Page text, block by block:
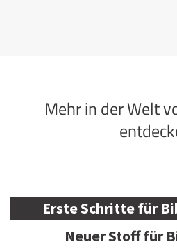
Mehr in der Welt
Erste Schritte für
Neuer Stoff für